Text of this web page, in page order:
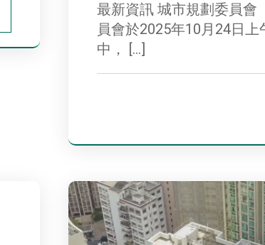
最新資訊 城市規劃委員會
員會於2025年10月24日
中， […]